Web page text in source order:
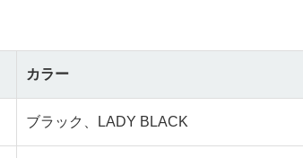
カラー
ブラック、LADY BLACK